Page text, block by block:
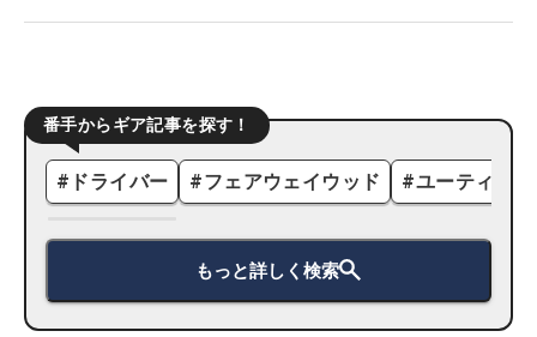
番手からギア記事を探す！
# ドライバー #フェアウェイウッド #ユーティリ
もっと詳しく検索